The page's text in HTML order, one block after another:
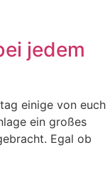
jedem
einige von euch
ein großes
Egal ob